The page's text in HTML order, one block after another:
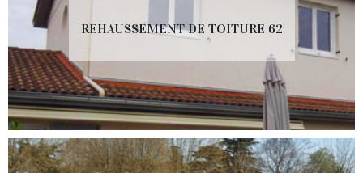
REHAUSSEMENT DE TOITURE 62